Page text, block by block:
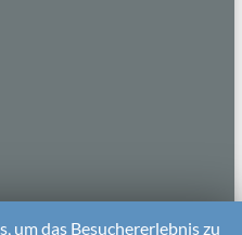
um das Besuchererlebnis zu